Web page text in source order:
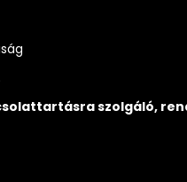
szolgáló,